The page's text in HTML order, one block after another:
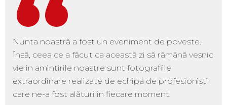
“
Nunta noastră a fost un eveniment de poveste.
Însă, ceea ce a făcut ca această zi să rămână veșnic
vie în amintirile noastre sunt fotografiile
extraordinare realizate de echipa de profesioniști
care ne-a fost alături în fiecare moment.